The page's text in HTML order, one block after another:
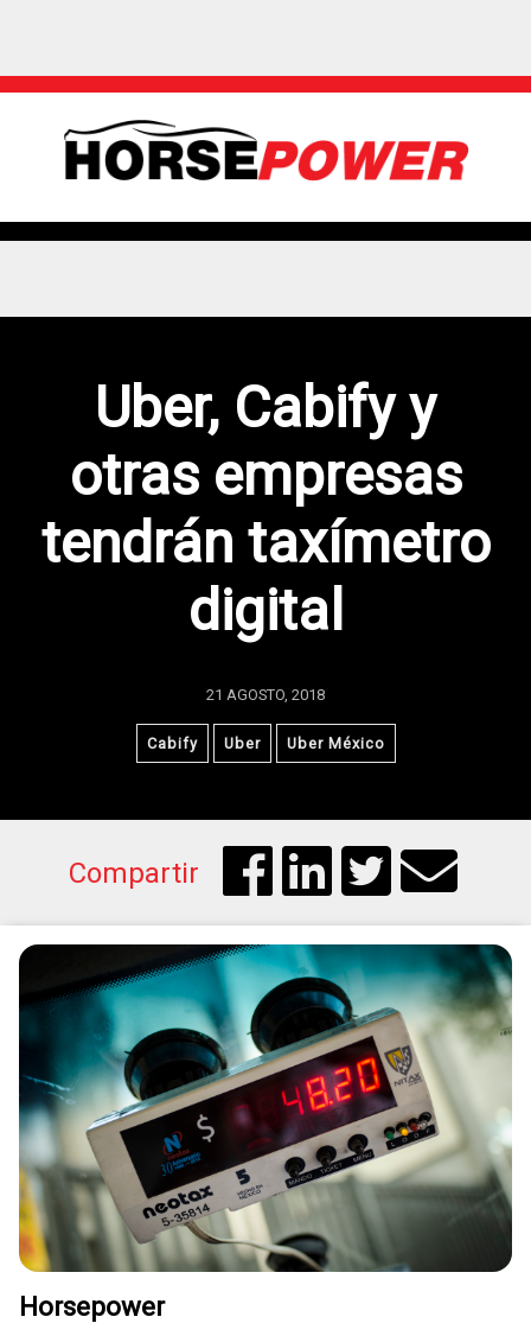
Uber, Cabify y
otras empresas
tendrán taxímetro
digital
21 AGOSTO, 2018
Cabify Uber Uber México
Compartir
Horsepower